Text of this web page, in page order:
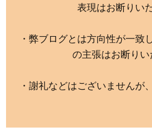
表現はお断りい
・弊ブログとは方向性が一致
の主張はお断りい
・謝礼などはございませんが